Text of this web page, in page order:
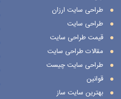
طراحی سایت ارزان
طراحی سایت
قیمت طراحی سایت
مقالات طراحی سایت
طراحی سایت چیست
قوانین
بهترین سایت ساز